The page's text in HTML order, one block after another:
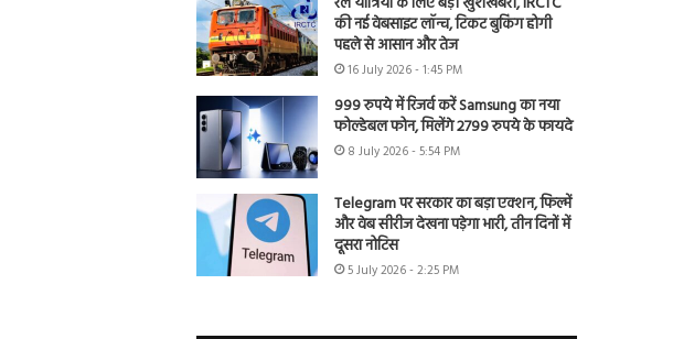
की नई वेबसाइट लॉन्च, टिकट बुकिंग होगी
पहले से आसान और तेज
16 July 2026 - 1:45 PM
999 रुपये में रिजर्व करें Samsung का नया
फोल्डेबल फोन, मिलेंगे 2799 रुपये के फायदे
8 July 2026 - 5:54 PM
Telegram पर सरकार का बड़ा एक्शन, फिल्में
और वेब सीरीज देखना पड़ेगा भारी, तीन दिनों में
दूसरा नोटिस
5 July 2026 - 2:25 PM